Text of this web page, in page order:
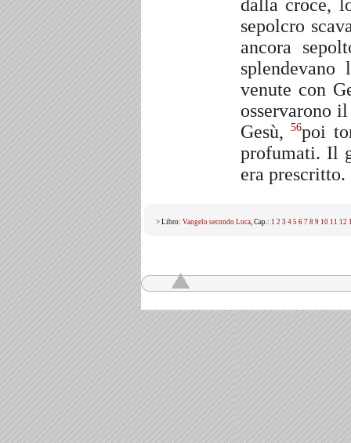
dalla croce,
sepolcro
ancora
venute con
osservarono
Gesù,56poi
profumati. Il
era prescritto.
> Libro: Vangelo secondo Luca, Cap.: 1 2 3 4 5 6 7 8 9 10 11 12